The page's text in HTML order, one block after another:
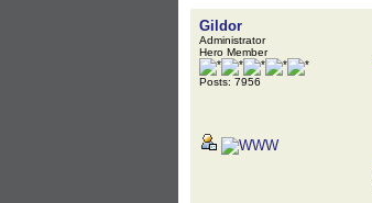
Gildor
Administrator
Hero Member
Posts: 7956